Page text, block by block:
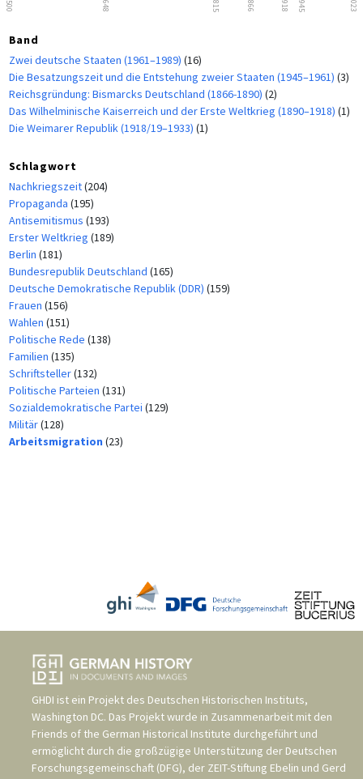
1500 1648 1815 1866 1918 1945 2023
Band
Zwei deutsche Staaten (1961–1989) (16)
Die Besatzungszeit und die Entstehung zweier Staaten (1945–1961) (3)
Reichsgründung: Bismarcks Deutschland (1866-1890) (2)
Das Wilhelminische Kaiserreich und der Erste Weltkrieg (1890–1918) (1)
Die Weimarer Republik (1918/19–1933) (1)
Schlagwort
Nachkriegszeit(204)
Propaganda (195)
Antisemitismus (193)
Erster Weltkrieg (189)
Berlin (181)
Bundesrepublik Deutschland (165)
Deutsche Demokratische Republik (DDR) (159)
Frauen (156)
Wahlen (151)
Politische Rede (138)
Familien (135)
Schriftsteller(132)
Politische Parteien (131)
Sozialdemokratische Partei (129)
Militär(128)
Arbeitsmigration (23)
GHDI ist ein Projekt des Deutschen Historischen Instituts,
Washington DC. Das Projekt wurde in Zusammenarbeit mit den
Friends of the German Historical Institute durchgeführt und
ermöglicht durch die großzügige Unterstützung der Deutschen
Forschungsgemeinschaft (DFG), der ZEIT-Stiftung Ebelin und Gerd